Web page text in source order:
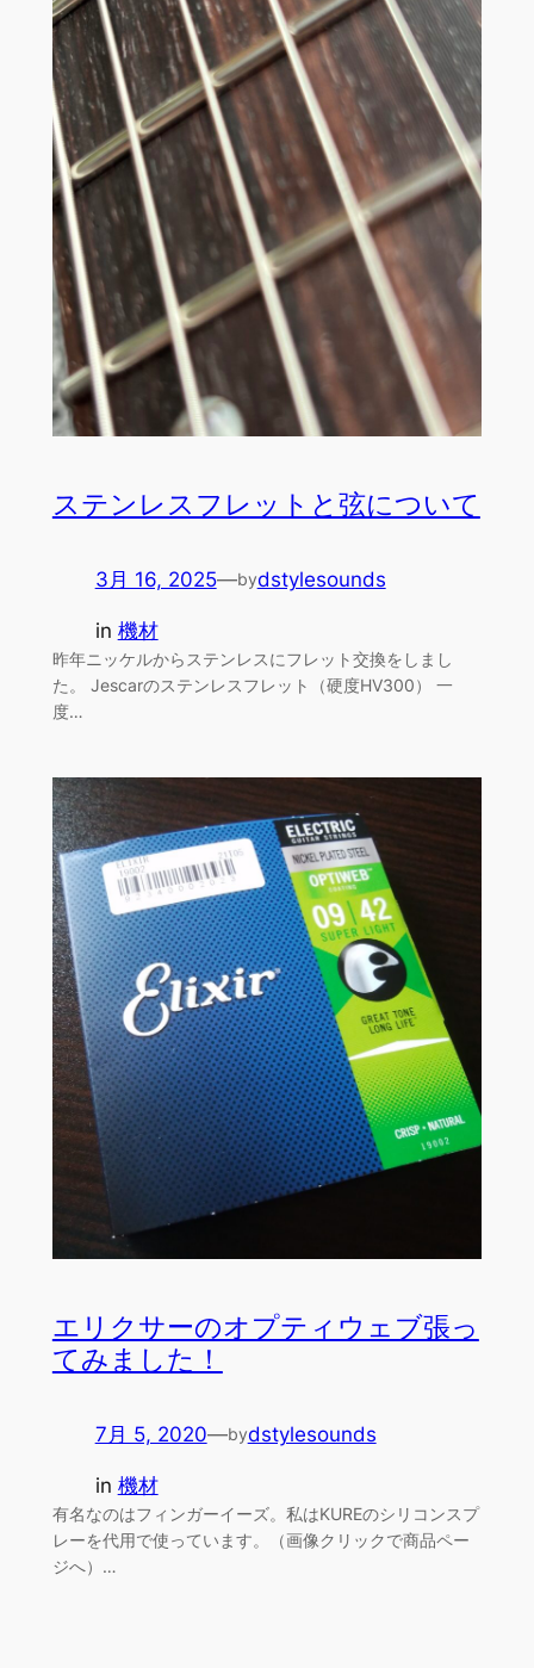
ステンレスフレットと弦について
3月 16, 2025—bydstylesounds
in 機材
昨年ニッケルからステンレスにフレット交換をしまし
た。 Jescarのステンレスフレット（硬度HV300） 一
度…
エリクサーのオプティウェブ張っ
てみました！
7月 5, 2020—bydstylesounds
in 機材
有名なのはフィンガーイーズ。私はKUREのシリコンスプ
レーを代用で使っています。（画像クリックで商品ペー
ジへ）…